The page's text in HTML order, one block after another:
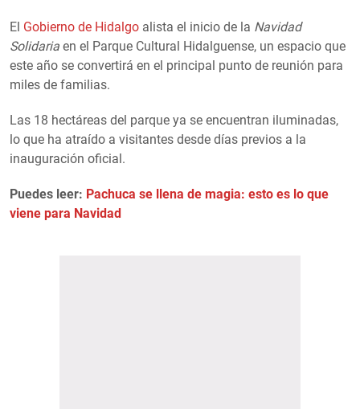
El Gobierno de Hidalgo alista el inicio de la Navidad
Solidaria en el Parque Cultural Hidalguense, un espacio que
este año se convertirá en el principal punto de reunión para
miles de familias.
Las 18 hectáreas del parque ya se encuentran iluminadas,
lo que ha atraído a visitantes desde días previos a la
inauguración oficial.
Puedes leer: Pachuca se llena de magia: esto es lo que
viene para Navidad